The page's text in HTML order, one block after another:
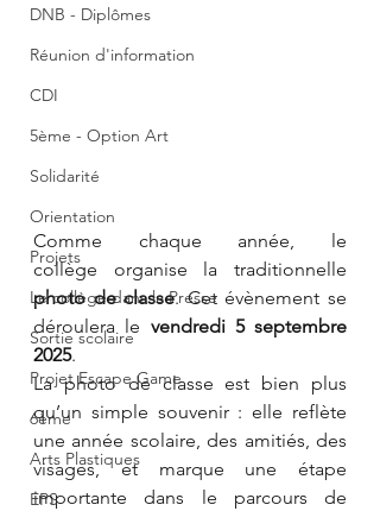
DNB - Diplômes
Réunion d'information
CDI
5ème - Option Art
Solidarité
Orientation
Projets
Le collège dans la Presse
Sortie scolaire
Projet Escape Game
6ème
Arts Plastiques
EPS
Comme chaque année, le
photo de classe. Cet évènement se
déroulera le vendredi 5 septembre
2025.
La photo de classe est bien plus
qu’un simple souvenir : elle reflète
une année scolaire, des amitiés, des
visages, et marque une étape
importante dans le parcours de